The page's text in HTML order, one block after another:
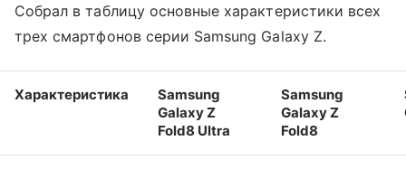
Собрал в таблицу основные характеристики всех
трех смартфонов серии Samsung Galaxy Z.
Характеристика
Samsung
Galaxy Z
Fold8 Ultra
Samsung
Galaxy Z
Fold8